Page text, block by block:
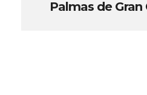
Palmas de Gran